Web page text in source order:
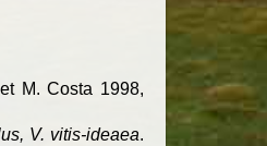
M. Costa 1998,
V. vitis-ideaeа.